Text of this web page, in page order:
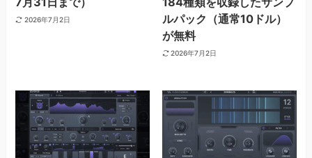
2026年7月2日
ルパック（通常10ドル）
が無料
2026年7月2日